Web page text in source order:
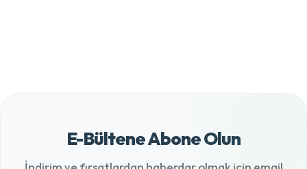
E-Bültene Abone Olun